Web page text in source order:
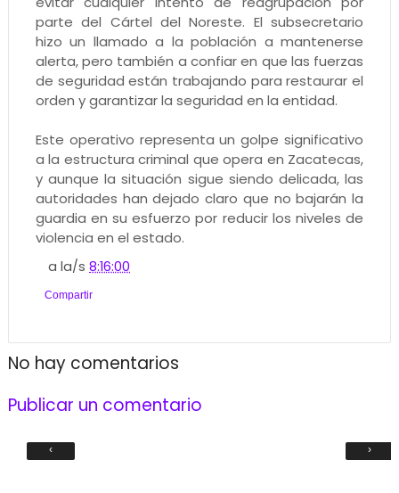
parte del Cártel del Noreste. El subsecretario
hizo un llamado a la población a mantenerse
alerta, pero también a confiar en que las fuerzas
de seguridad están trabajando para restaurar el
orden y garantizar la seguridad en la entidad.
Este operativo representa un golpe significativo
a la estructura criminal que opera en Zacatecas,
y aunque la situación sigue siendo delicada, las
autoridades han dejado claro que no bajarán la
guardia en su esfuerzo por reducir los niveles de
violencia en el estado.
a la/s8:16:00
Compartir
No hay comentarios
Publicar un comentario
‹ ›